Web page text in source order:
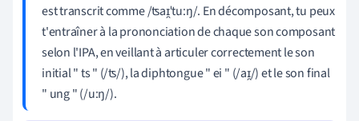
est transcrit comme /ʦaɪ̯ˈtuːŋ/. En décomposant, tu peux
t'entraîner à la prononciation de chaque son composant
selon l'IPA, en veillant à articuler correctement le son
initial " ts " (/ʦ/), la diphtongue " ei " (/aɪ̯/) et le son final
" ung " (/uːŋ/).